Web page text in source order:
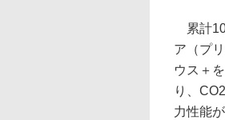
累計
ア（プ
ウス＋
り、
力性能